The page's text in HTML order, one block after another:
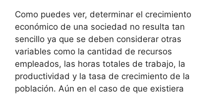
Como puedes ver, determinar el crecimiento
económico de una sociedad no resulta tan
sencillo ya que se deben considerar otras
variables como la cantidad de recursos
empleados, las horas totales de trabajo, la
productividad y la tasa de crecimiento de la
población. Aún en el caso de que existiera